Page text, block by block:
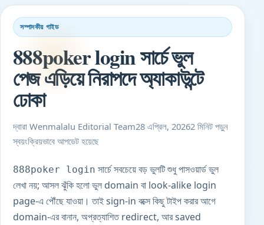
সম্পাদকীয় গাইড
888poker login সার্চে ভুল
পেজ এড়িয়ে নিরাপদে অ্যাকাউন্টে
ঢোকা
দ্বারা Wenmalalu Editorial Team28 এপ্রিল, 20262 মিনিট পড়ুন
স্বয়ংক্রিয়ভাবে আপডেট হয়েছে
888poker login সার্চে সবচেয়ে বড় ভুলটি শুধু পাসওয়ার্ড ভুল
লেখা নয়; আসল ঝুঁকি হলো ভুল domain বা look-alike login
page-এ পৌঁছে যাওয়া। তাই sign-in বক্সে কিছু টাইপ করার আগে
domain-এর বানান, অপ্রত্যাশিত redirect, আর saved